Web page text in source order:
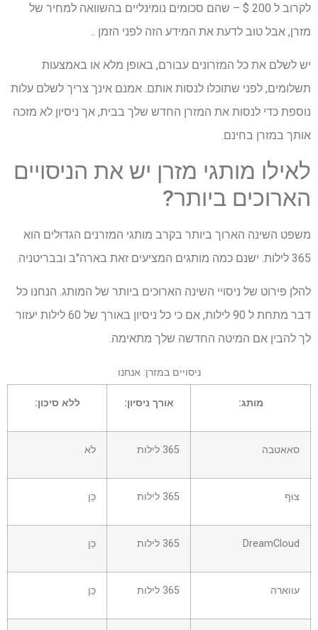
לקרוב ל 200 $ – שהם סכומים נומינליים בהשוואה למחיר של
מזרן, אבל טוב לדעת את המידע הזה לפני הזמן ..
יש לשלם את כל המזרונים עבורם, באופן מלא או באמצעות
תשלומים, לפני שתוכלו לנסות אותם. אמנם אינך צריך לשלם עלות
נוספת כדי לנסות את המזרן החדש שלך בבית, אך ניסיון לא מזכה
אותך במזרן בחינם.
לאילו מותגי מזרן יש את הניסויים
הארוכים ביותר?
משפט השינה הארוך ביותר בקרב מותגי המזרנים הגדולים הוא
365 לילות. ישנם כמה מותגים המציעים זאת בארה"ב ובבריטניה.
להלן פירוט של ניסויי השינה הארוכים ביותר של המותג. הנחנו כל
דבר מתחת ל 90 לילות, אם כי כל ניסיון באורך של 60 לילות יעזור
לך להבין אם המיטה החדשה שלך מתאימה.
ניסויים במזרן: אנחנו
מותג: אורך ניסיון: ללא סיכון:
סאאטבה 365 לילות לֹא
צוּף 365 לילות כֵּן
DreamCloud 365 לילות כֵּן
עווארה 365 לילות כֵּן